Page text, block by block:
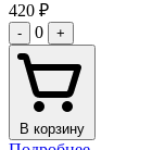
420 ₽
- 0 +
В корзину